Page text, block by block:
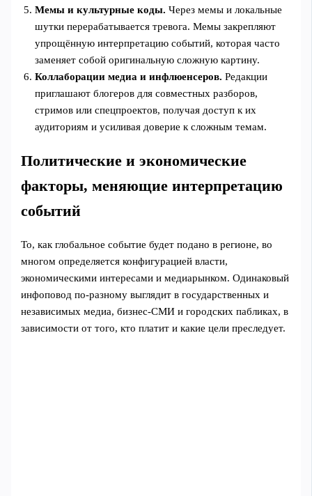
Мемы и культурные коды. Через мемы и локальные
шутки перерабатывается тревога. Мемы закрепляют
упрощённую интерпретацию событий, которая часто
заменяет собой оригинальную сложную картину.
Коллаборации медиа и инфлюенсеров. Редакции
приглашают блогеров для совместных разборов,
стримов или спецпроектов, получая доступ к их
аудиториям и усиливая доверие к сложным темам.
Политические и экономические
факторы, меняющие интерпретацию
событий
То, как глобальное событие будет подано в регионе, во
многом определяется конфигурацией власти,
экономическими интересами и медиарынком. Одинаковый
инфоповод по‑разному выглядит в государственных и
независимых медиа, бизнес‑СМИ и городских пабликах, в
зависимости от того, кто платит и какие цели преследует.